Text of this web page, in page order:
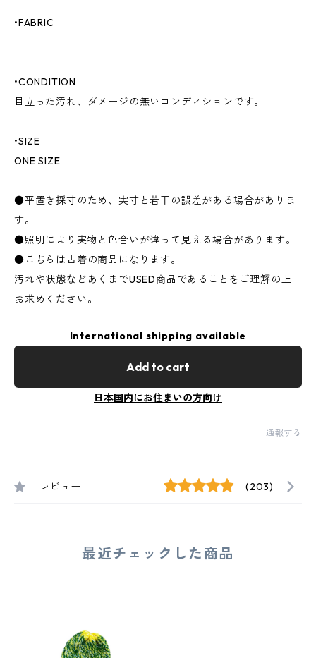
•FABRIC
•CONDITION
目立った汚れ、ダメージの無いコンディションです。
•SIZE
ONE SIZE
●平置き採寸のため、実寸と若干の誤差がある場合がありま
す。
●照明により実物と色合いが違って見える場合があります。
●こちらは古着の商品になります。
汚れや状態などあくまでUSED商品であることをご理解の上
お求めください。
International shipping available
Add to cart
日本国内にお住まいの方向け
通報する
レビュー (203)
最近チェックした商品